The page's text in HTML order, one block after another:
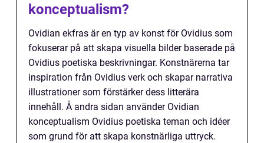
konceptualism?
Ovidian ekfras är en typ av konst för Ovidius som
fokuserar på att skapa visuella bilder baserade på
Ovidius poetiska beskrivningar. Konstnärerna tar
inspiration från Ovidius verk och skapar narrativa
illustrationer som förstärker dess litterära
innehåll. Å andra sidan använder Ovidian
konceptualism Ovidius poetiska teman och idéer
som grund för att skapa konstnärliga uttryck.